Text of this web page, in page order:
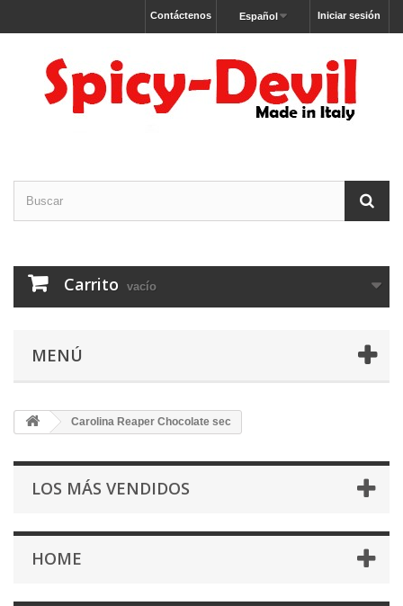
Iniciar sesión
Español
Contáctenos
Carrito vacío
MENÚ
Carolina Reaper Chocolate sec
LOS MÁS VENDIDOS
HOME